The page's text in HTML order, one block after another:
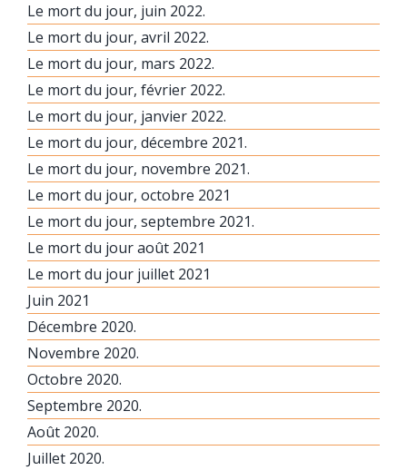
Le mort du jour, juin 2022.
Le mort du jour, avril 2022.
Le mort du jour, mars 2022.
Le mort du jour, février 2022.
Le mort du jour, janvier 2022.
Le mort du jour, décembre 2021.
Le mort du jour, novembre 2021.
Le mort du jour, octobre 2021
Le mort du jour, septembre 2021.
Le mort du jour août 2021
Le mort du jour juillet 2021
Juin 2021
Décembre 2020.
Novembre 2020.
Octobre 2020.
Septembre 2020.
Août 2020.
Juillet 2020.